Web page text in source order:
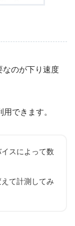
なのが下り速度
できます。
スによって数
て計測してみ